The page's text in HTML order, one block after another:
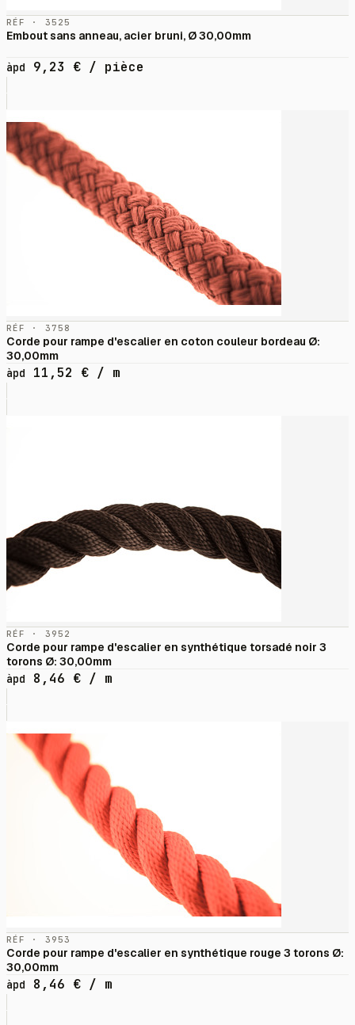
RÉF · 3525
Embout sans anneau, acier bruni, Ø 30,00mm
àpd 9,23 € / pièce
RÉF · 3758
Corde pour rampe d'escalier en coton couleur bordeau Ø:
30,00mm
àpd
11,52 € / m
RÉF · 3952
Corde pour rampe d'escalier en synthétique torsadé noir 3
torons Ø: 30,00mm
àpd
8,46 € / m
RÉF · 3953
Corde pour rampe d'escalier en synthétique rouge 3 torons Ø:
30,00mm
àpd
8,46 € / m